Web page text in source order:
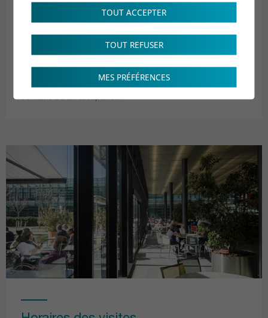
Centre de formation continue
secteur de la formation et de la formation continue. La CRR
tient à ce rôle de développement des compétences dans le
domaine de la réadaptation.
TOUT ACCEPTER
TOUT REFUSER
MES PRÉFÉRENCES